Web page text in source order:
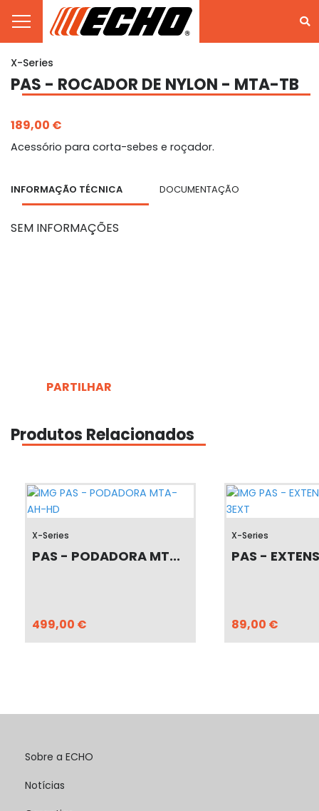
PARTILHAR
X-Series
PAS - ROCADOR DE NYLON - MTA-TB
189,00 €
Acessório para corta-sebes e roçador.
INFORMAÇÃO TÉCNICA DOCUMENTAÇÃO
SEM INFORMAÇÕES
Produtos Relacionados
X-Series
PAS - PODADORA MT...
499,00 €
X-Series
PAS -
89,00 €
Sobre a ECHO
Notícias